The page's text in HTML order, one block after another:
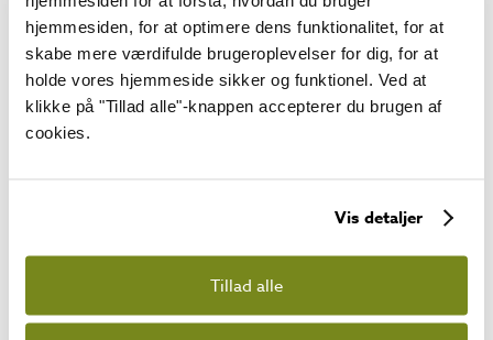
hjemmesiden, for at optimere dens funktionalitet, for at
skabe mere værdifulde brugeroplevelser for dig, for at
holde vores hjemmeside sikker og funktionel. Ved at
klikke på "Tillad alle"-knappen accepterer du brugen af
cookies.
Vis detaljer
Tillad alle
Bundmål (mm x mm)
3000 x 3000
Vægtykkelse (mm)
Tagstørrelse (mm x mm)